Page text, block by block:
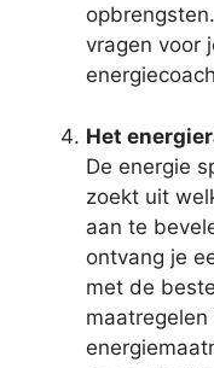
vragen voor
Het
De energie
zoekt uit
aan te
ontvang je
met de